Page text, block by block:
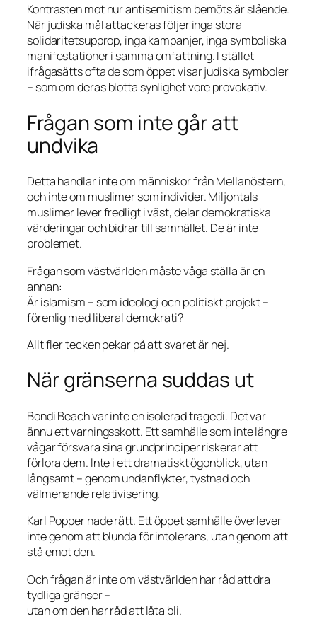
Kontrasten mot hur antisemitism bemöts är slående.
När judiska mål attackeras följer inga stora
solidaritetsupprop, inga kampanjer, inga symboliska
manifestationer i samma omfattning. I stället
ifrågasätts ofta de som öppet visar judiska symboler
– som om deras blotta synlighet vore provokativ.
Frågan som inte går att
undvika
Detta handlar inte om människor från Mellanöstern,
och inte om muslimer som individer. Miljontals
muslimer lever fredligt i väst, delar demokratiska
värderingar och bidrar till samhället. De är inte
problemet.
Frågan som västvärlden måste våga ställa är en
annan:
Är islamism – som ideologi och politiskt projekt –
förenlig med liberal demokrati?
Allt fler tecken pekar på att svaret är nej.
När gränserna suddas ut
Bondi Beach var inte en isolerad tragedi. Det var
ännu ett varningsskott. Ett samhälle som inte längre
vågar försvara sina grundprinciper riskerar att
förlora dem. Inte i ett dramatiskt ögonblick, utan
långsamt – genom undanflykter, tystnad och
välmenande relativisering.
Karl Popper hade rätt. Ett öppet samhälle överlever
inte genom att blunda för intolerans, utan genom att
stå emot den.
Och frågan är inte om västvärlden har råd att dra
tydliga gränser –
utan om den har råd att låta bli.